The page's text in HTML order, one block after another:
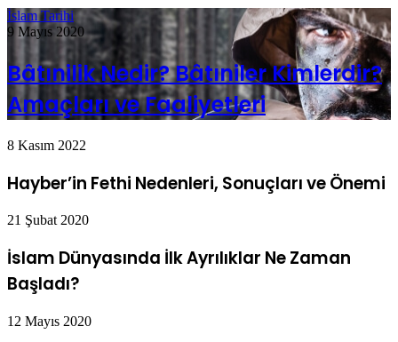
İslam Tarihi
9 Mayıs 2020
Bâtınilik Nedir? Bâtıniler Kimlerdir?
Amaçları ve Faaliyetleri
8 Kasım 2022
Hayber’in Fethi Nedenleri, Sonuçları ve Önemi
21 Şubat 2020
İslam Dünyasında İlk Ayrılıklar Ne Zaman
Başladı?
12 Mayıs 2020